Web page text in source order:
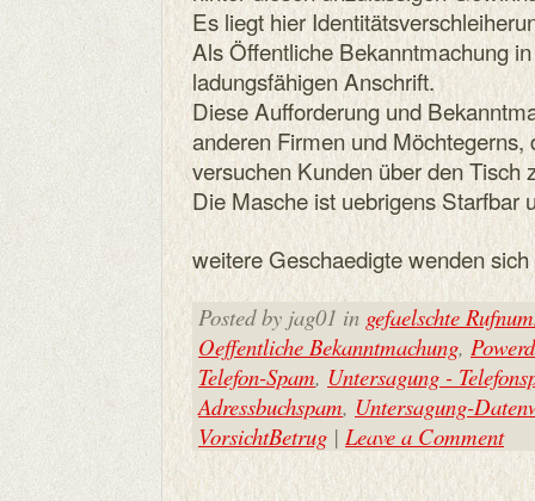
Es liegt hier
Als Öffentliche Bekanntmachung
ladungsfähigen Anschrift.
Diese Aufforderung und
anderen Firmen und
versuchen Kunden über den Tisch
Die Masche ist uebrigens Starfbar
weitere Geschaedigte wenden
Posted by jag01 in gefaelschte
Oeffentliche Bekanntmachung,
Telefon-Spam, Untersagung -
Adressbuchspam, Untersagung-
VorsichtBetrug | Leave a Comment